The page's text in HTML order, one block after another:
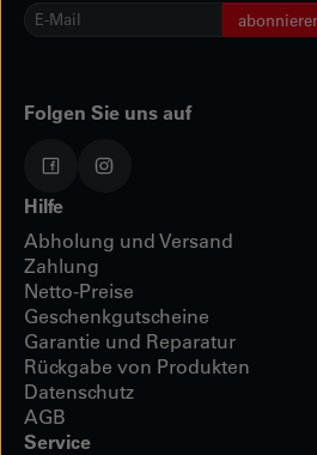
E-
Folgen Sie uns auf
Hilfe
Abholung und Versand
Zahlung
Netto-Preise
Geschenkgutscheine
Garantie und Reparatur
Rückgabe von Produkten
Datenschutz
AGB
Service